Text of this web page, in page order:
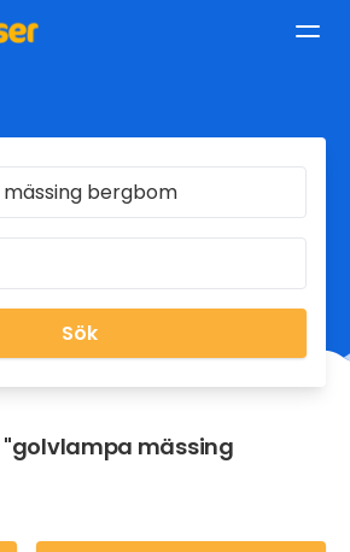
Sök
"golvlampa mässing